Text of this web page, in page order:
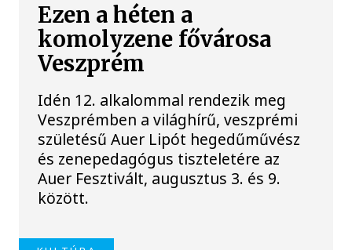
Ezen a héten a
komolyzene fővárosa
Veszprém
Idén 12. alkalommal rendezik meg
Veszprémben a világhírű, veszprémi
születésű Auer Lipót hegedűművész
és zenepedagógus tiszteletére az
Auer Fesztivált, augusztus 3. és 9.
között.